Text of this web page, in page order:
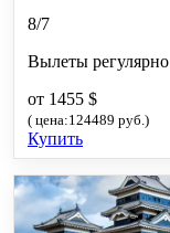
8/7
Вылеты регулярно
от 1455 $
( цена:124489 руб.)
Купить